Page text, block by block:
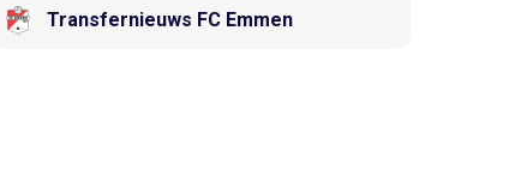
Transfernieuws FC Emmen